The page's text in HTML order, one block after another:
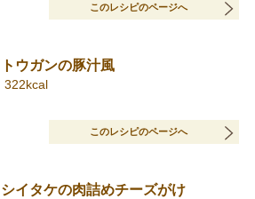
このレシピのページへ
トウガンの豚汁風
322kcal
このレシピのページへ
シイタケの肉詰めチーズがけ